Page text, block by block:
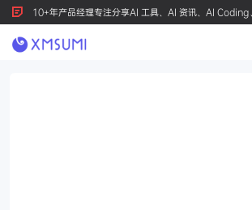
10+年产品经理专注分享AI 工具、AI 资讯、AI
产品创新，按 Ctrl+D 收藏我们